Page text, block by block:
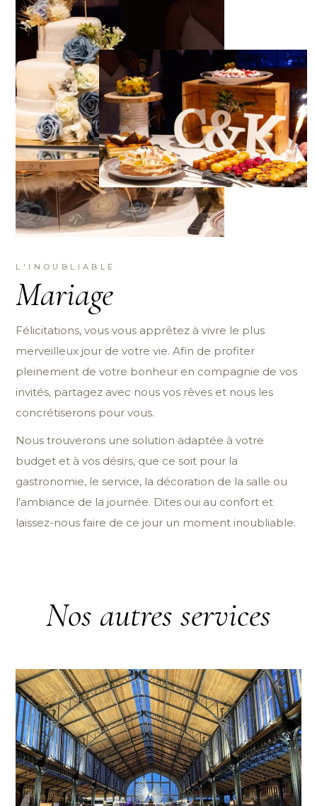
L'INOUBLIABLE
Mariage
Félicitations, vous vous apprêtez à vivre le plus
merveilleux jour de votre vie. Afin de profiter
pleinement de votre bonheur en compagnie de vos
invités, partagez avec nous vos rêves et nous les
concrétiserons pour vous.
Nous trouverons une solution adaptée à votre
budget et à vos désirs, que ce soit pour la
gastronomie, le service, la décoration de la salle ou
l’ambiance de la journée. Dites oui au confort et
laissez-nous faire de ce jour un moment inoubliable.
Nos autres services